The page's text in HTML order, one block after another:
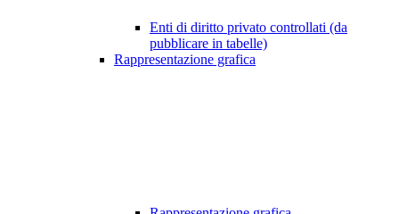
Enti di diritto privato controllati (da
pubblicare in tabelle)
Rappresentazione grafica